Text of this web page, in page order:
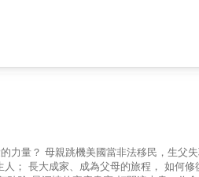
得著療癒。」【第一部 成長人生】在生命
人生】在診間日常與醫病關係中重拾生命
本閱讀清單。閱讀時的沉澱、思維、感受
繼父不親， 自
； 長大成家、成為父母的旅程， 如何修